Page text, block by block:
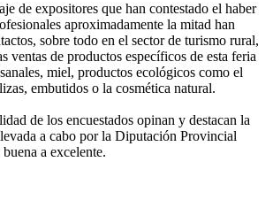
de expositores que han contestado el haber
aproximadamente la mitad han
sobre todo en el sector de turismo rural,
ventas de productos específicos de esta feria
miel, productos ecológicos como el
embutidos o la cosmética natural.
de los encuestados opinan y destacan la
a cabo por la Diputación Provincial
a excelente.